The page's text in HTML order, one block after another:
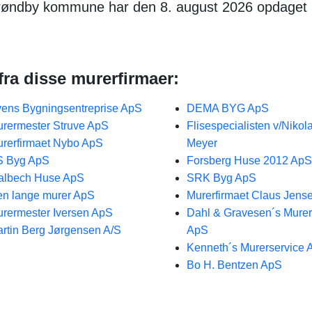
kommune har den 8. august 2026 opdaget
disse murerfirmaer:
Bygningsentreprise ApS
Struve ApS
Nybo ApS
Byg ApS
Huse ApS
lange murer ApS
Iversen ApS
Berg Jørgensen A/S
DEMA BYG ApS
Flisespecialisten v/
Meyer
Forsberg Huse 2012 ApS
SRK Byg ApS
Murerfirmaet Claus
Dahl & Gravesen´s
ApS
Kenneth´s Murerservice
Bo H. Bentzen ApS